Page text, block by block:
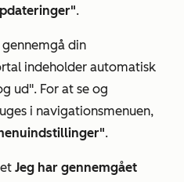
.
gennemgå din
indeholder automatisk
ud". For at se og
i navigationsmenuen,
.
Jeg har gennemgået